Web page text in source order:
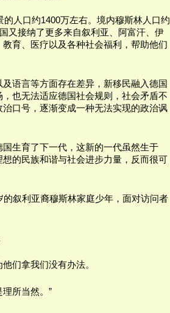
人口约1400万左右。境内穆斯林人口约
又接纳了更多来自叙利亚、阿富汗、伊
育、医疗以及各种社会福利，帮助他们
语言等方面存在差异，新移民融入德国
也无法适应德国社会规则，社会矛盾不
治口号，逐渐变成一种无法实现的政治讽
生育了下一代，这新的一代虽然生于
的民族和谐与社会进步力量，反而很可
叙利亚裔穆斯林家庭少年，面对访问者
们拿我们没有办法。
所当然。”